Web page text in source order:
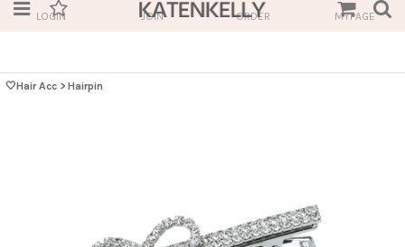
LOGIN JOIN ORDER MYPAGE
🤍Hair Acc > Hairpin